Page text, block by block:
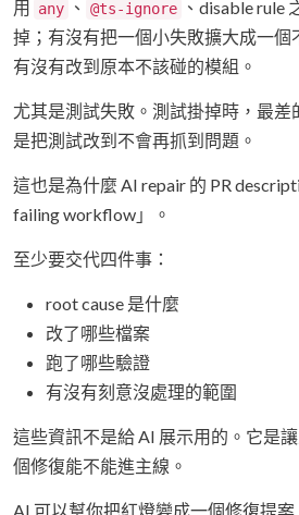
用 any 、 @ts-ignore
、disable rule
掉；有沒有把一個小失敗擴大成一個
有沒有改到原本不該碰的模組。
尤其是測試失敗。測試掛掉時，最差
是把測試改到不會再抓到問題。
這也是為什麼 AI repair 的 PR
failing workflow」。
至少要交代四件事：
root cause 是什麼
改了哪些檔案
跑了哪些驗證
有沒有刻意沒處理的範圍
這些資訊不是給 AI 展示用的。它是
個修復能不能進主線。
AI 可以幫你把紅燈變成一個修復提